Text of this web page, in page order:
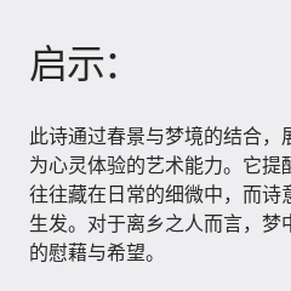
启示：
此诗通过春景与梦境的结合
为心灵体验的艺术能力。它提
往往藏在日常的细微中，而诗
生发。对于离乡之人而言，梦
的慰藉与希望。